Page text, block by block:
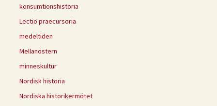
konsumtionshistoria
Lectio praecursoria
medeltiden
Mellanöstern
minneskultur
Nordisk historia
Nordiska historikermötet